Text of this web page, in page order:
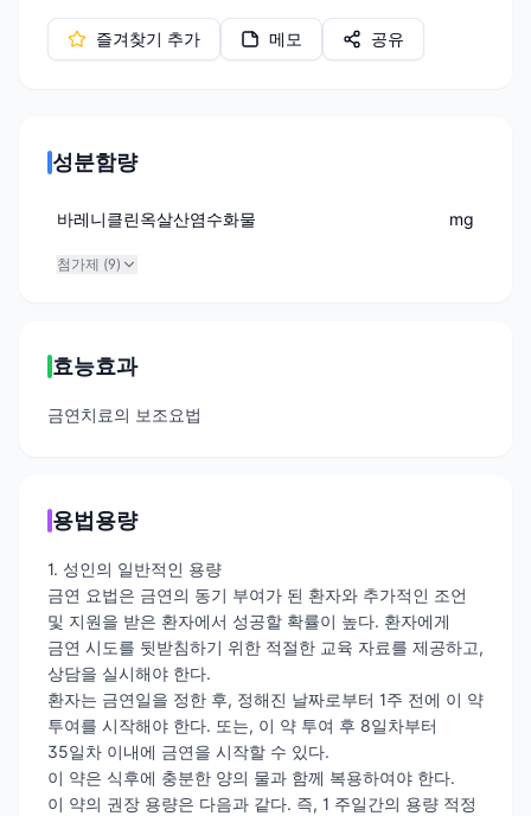
즐겨찾기 추가 메모 공유
성분함량
바레니클린옥살산염수화물 mg
첨가제 (9)
효능효과
금연치료의 보조요법
용법용량
1. 성인의 일반적인 용량
금연 요법은 금연의 동기 부여가 된 환자와 추가적인 조언
및 지원을 받은 환자에서 성공할 확률이 높다. 환자에게
금연 시도를 뒷받침하기 위한 적절한 교육 자료를 제공하고,
상담을 실시해야 한다.
환자는 금연일을 정한 후, 정해진 날짜로부터 1주 전에 이 약
투여를 시작해야 한다. 또는, 이 약 투여 후 8일차부터
35일차 이내에 금연을 시작할 수 있다.
이 약은 식후에 충분한 양의 물과 함께 복용하여야 한다.
이 약의 권장 용량은 다음과 같다. 즉, 1 주일간의 용량 적정